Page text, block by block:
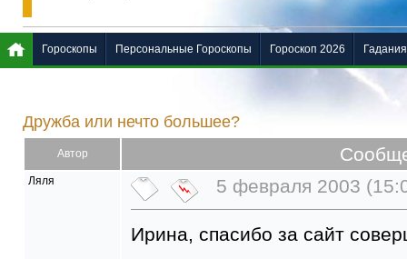
Дружба или нечто большее?
Автор
Ляля 5 февраля 2003
Ирина, спасибо за сайт
Гороскопы Персональные Гороскопы Гороскоп 2026 Гадания